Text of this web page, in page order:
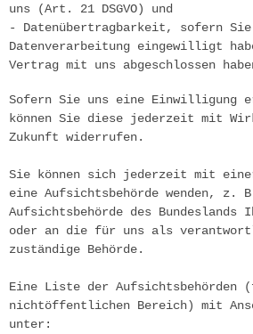
uns (Art. 21 DSGVO) und
- Datenübertragbarkeit, sofern
Datenverarbeitung eingewilligt
Vertrag mit uns abgeschlossen
Sofern Sie uns eine Einwilligung
können Sie diese jederzeit mit
Zukunft widerrufen.
Sie können sich jederzeit mit einer
eine Aufsichtsbehörde wenden, z.
Aufsichtsbehörde des Bundeslands
oder an die für uns als
zuständige Behörde.
Eine Liste der Aufsichtsbehörden
nichtöffentlichen Bereich) mit
unter: